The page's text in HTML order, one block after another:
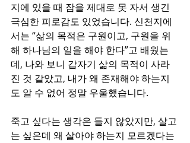
지에 있을 때 잠을 제대로 못 자서 생긴
극심한 피로감도 있었습니다. 신천지에
서는 “삶의 목적은 구원이고, 구원을 위
해 하나님의 일을 해야 한다”고 배웠는
데, 나와 보니 갑자기 삶의 목적이 사라
진 것 같았고, 내가 왜 존재해야 하는지
도 알 수 없어 정말 우울했습니다.
죽고 싶다는 생각은 들지 않았지만, 살고
는 싶은데 왜 살아야 하는지 모르겠다는